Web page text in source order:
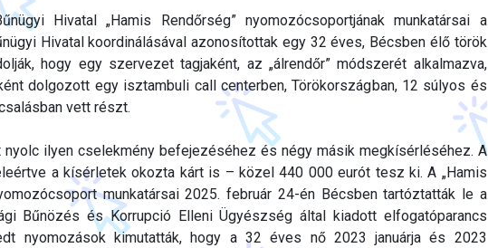
Hivatal „Hamis Rendőrség” nyomozócsoportjának munkatársai a
Hivatal koordinálásával azonosítottak egy 32 éves, Bécsben élő török
hogy egy szervezet tagjaként, az „álrendőr” módszerét alkalmazva,
dolgozott egy isztambuli call centerben, Törökországban, 12 súlyos és
vett részt.
nyolc ilyen cselekmény befejezéséhez és négy másik megkísérléséhez. A
a kísérletek okozta kárt is – közel 440 000 eurót tesz ki. A „Hamis
munkatársai 2025. február 24-én Bécsben tartóztatták le a
Bűnözés és Korrupció Elleni Ügyészség által kiadott elfogatóparancs
nyomozások kimutatták, hogy a 32 éves nő 2023 januárja és 2023